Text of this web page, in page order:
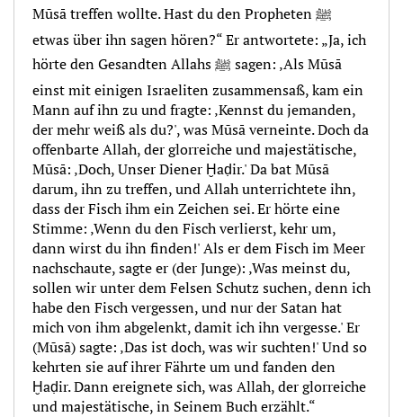
Mūsā treffen wollte. Hast du den Propheten ﷺ
etwas über ihn sagen hören?“ Er antwortete: „Ja, ich
hörte den Gesandten Allahs ﷺ sagen: ‚Als Mūsā
einst mit einigen Israeliten zusammensaß, kam ein
Mann auf ihn zu und fragte: ‚Kennst du jemanden,
der mehr weiß als du?', was Mūsā verneinte. Doch da
offenbarte Allah, der glorreiche und majestätische,
Mūsā: ‚Doch, Unser Diener Ḫaḍir.' Da bat Mūsā
darum, ihn zu treffen, und Allah unterrichtete ihn,
dass der Fisch ihm ein Zeichen sei. Er hörte eine
Stimme: ‚Wenn du den Fisch verlierst, kehr um,
dann wirst du ihn finden!' Als er dem Fisch im Meer
nachschaute, sagte er (der Junge): ‚Was meinst du,
sollen wir unter dem Felsen Schutz suchen, denn ich
habe den Fisch vergessen, und nur der Satan hat
mich von ihm abgelenkt, damit ich ihn vergesse.' Er
(Mūsā) sagte: ‚Das ist doch, was wir suchten!' Und so
kehrten sie auf ihrer Fährte um und fanden den
Ḫaḍir. Dann ereignete sich, was Allah, der glorreiche
und majestätische, in Seinem Buch erzählt.“